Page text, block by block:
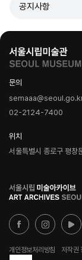
공지사항
문의
02-2124-7400
위치
서울특별시 종로구 평창
로
고
개인정보처리방침 저작권